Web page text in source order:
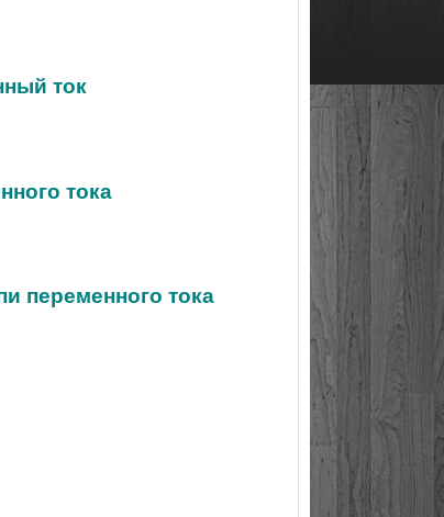
ток
тока
переменного тока